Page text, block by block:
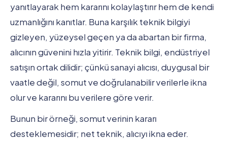
yanıtlayarak hem kararını kolaylaştırır hem de kendi
uzmanlığını kanıtlar. Buna karşılık teknik bilgiyi
gizleyen, yüzeysel geçen ya da abartan bir firma,
alıcının güvenini hızla yitirir. Teknik bilgi, endüstriyel
satışın ortak dilidir; çünkü sanayi alıcısı, duygusal bir
vaatle değil, somut ve doğrulanabilir verilerle ikna
olur ve kararını bu verilere göre verir.
Bunun bir örneği, somut verinin kararı
desteklemesidir; net teknik, alıcıyı ikna eder.